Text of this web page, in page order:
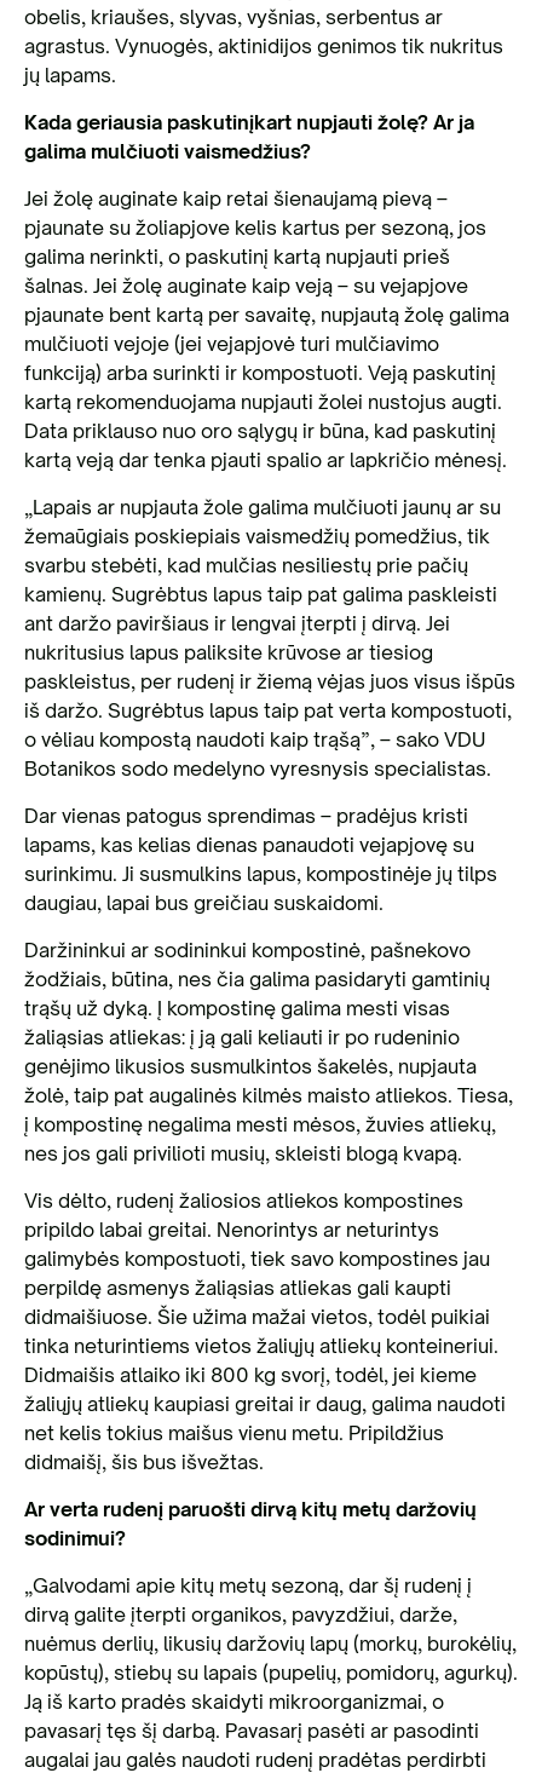
obelis, kriaušes, slyvas, vyšnias, serbentus ar
agrastus. Vynuogės, aktinidijos genimos tik nukritus
jų lapams.
Kada geriausia paskutinįkart nupjauti žolę? Ar ja
galima mulčiuoti vaismedžius?
Jei žolę auginate kaip retai šienaujamą pievą –
pjaunate su žoliapjove kelis kartus per sezoną, jos
galima nerinkti, o paskutinį kartą nupjauti prieš
šalnas. Jei žolę auginate kaip veją – su vejapjove
pjaunate bent kartą per savaitę, nupjautą žolę galima
mulčiuoti vejoje (jei vejapjovė turi mulčiavimo
funkciją) arba surinkti ir kompostuoti. Veją paskutinį
kartą rekomenduojama nupjauti žolei nustojus augti.
Data priklauso nuo oro sąlygų ir būna, kad paskutinį
kartą veją dar tenka pjauti spalio ar lapkričio mėnesį.
„Lapais ar nupjauta žole galima mulčiuoti jaunų ar su
žemaūgiais poskiepiais vaismedžių pomedžius, tik
svarbu stebėti, kad mulčias nesiliestų prie pačių
kamienų. Sugrėbtus lapus taip pat galima paskleisti
ant daržo paviršiaus ir lengvai įterpti į dirvą. Jei
nukritusius lapus paliksite krūvose ar tiesiog
paskleistus, per rudenį ir žiemą vėjas juos visus išpūs
iš daržo. Sugrėbtus lapus taip pat verta kompostuoti,
o vėliau kompostą naudoti kaip trąšą”, – sako VDU
Botanikos sodo medelyno vyresnysis specialistas.
Dar vienas patogus sprendimas – pradėjus kristi
lapams, kas kelias dienas panaudoti vejapjovę su
surinkimu. Ji susmulkins lapus, kompostinėje jų tilps
daugiau, lapai bus greičiau suskaidomi.
Daržininkui ar sodininkui kompostinė, pašnekovo
žodžiais, būtina, nes čia galima pasidaryti gamtinių
trąšų už dyką. Į kompostinę galima mesti visas
žaliąsias atliekas: į ją gali keliauti ir po rudeninio
genėjimo likusios susmulkintos šakelės, nupjauta
žolė, taip pat augalinės kilmės maisto atliekos. Tiesa,
į kompostinę negalima mesti mėsos, žuvies atliekų,
nes jos gali privilioti musių, skleisti blogą kvapą.
Vis dėlto, rudenį žaliosios atliekos kompostines
pripildo labai greitai. Nenorintys ar neturintys
galimybės kompostuoti, tiek savo kompostines jau
perpildę asmenys žaliąsias atliekas gali kaupti
didmaišiuose. Šie užima mažai vietos, todėl puikiai
tinka neturintiems vietos žaliųjų atliekų konteineriui.
Didmaišis atlaiko iki 800 kg svorį, todėl, jei kieme
žaliųjų atliekų kaupiasi greitai ir daug, galima naudoti
net kelis tokius maišus vienu metu. Pripildžius
didmaišį, šis bus išvežtas.
Ar verta rudenį paruošti dirvą kitų metų daržovių
sodinimui?
„Galvodami apie kitų metų sezoną, dar šį rudenį į
dirvą galite įterpti organikos, pavyzdžiui, darže,
nuėmus derlių, likusių daržovių lapų (morkų, burokėlių,
kopūstų), stiebų su lapais (pupelių, pomidorų, agurkų).
Ją iš karto pradės skaidyti mikroorganizmai, o
pavasarį tęs šį darbą. Pavasarį pasėti ar pasodinti
augalai jau galės naudoti rudenį pradėtas perdirbti